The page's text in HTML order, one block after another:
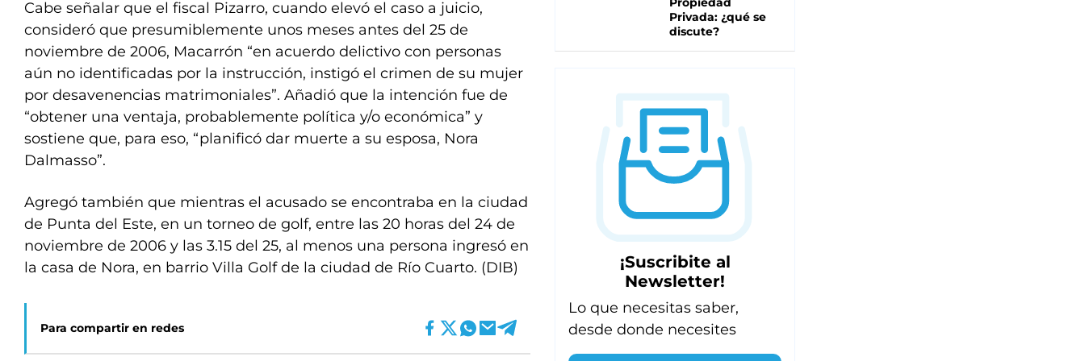
Cabe señalar que el fiscal Pizarro, cuando elevó el caso a juicio,
consideró que presumiblemente unos meses antes del 25 de
noviembre de 2006, Macarrón “en acuerdo delictivo con personas
aún no identificadas por la instrucción, instigó el crimen de su mujer
por desavenencias matrimoniales”. Añadió que la intención fue de
“obtener una ventaja, probablemente política y/o económica” y
sostiene que, para eso, “planificó dar muerte a su esposa, Nora
Dalmasso”.
Agregó también que mientras el acusado se encontraba en la ciudad
de Punta del Este, en un torneo de golf, entre las 20 horas del 24 de
noviembre de 2006 y las 3.15 del 25, al menos una persona ingresó en
la casa de Nora, en barrio Villa Golf de la ciudad de Río Cuarto. (DIB)
Para compartir en redes
Privada: ¿qué se
discute?
¡Suscribite al
Newsletter!
Lo que necesitas saber,
desde donde necesites